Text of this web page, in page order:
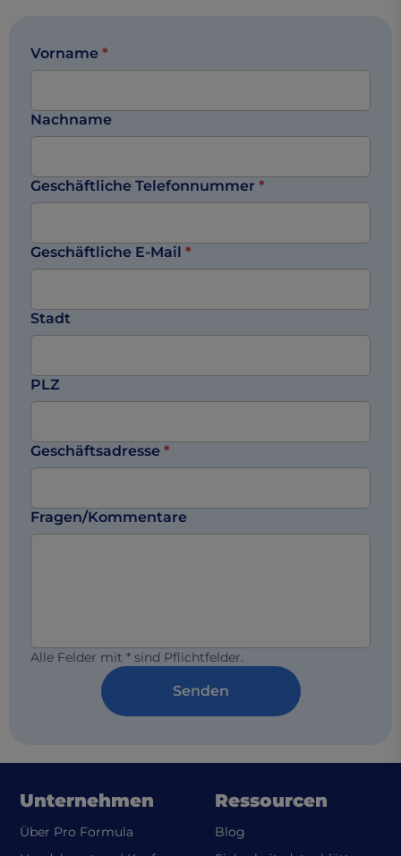
Vorname *
Nachname
Geschäftliche Telefonnummer *
Geschäftliche E-Mail *
Stadt
PLZ
Geschäftsadresse *
Fragen/Kommentare
Alle Felder mit * sind Pflichtfelder.
Senden
Unternehmen
Über Pro Formula
Ressourcen
Blog